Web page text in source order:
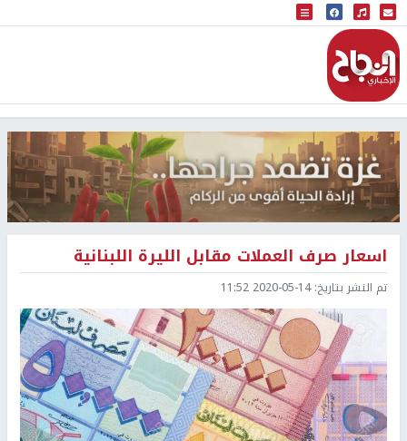
البث المباشر
إذاعة النجاح
اسعار صرف العملات مقابل الليرة اللبنانية
تم النشر بتاريخ:2020-05-14 11:52